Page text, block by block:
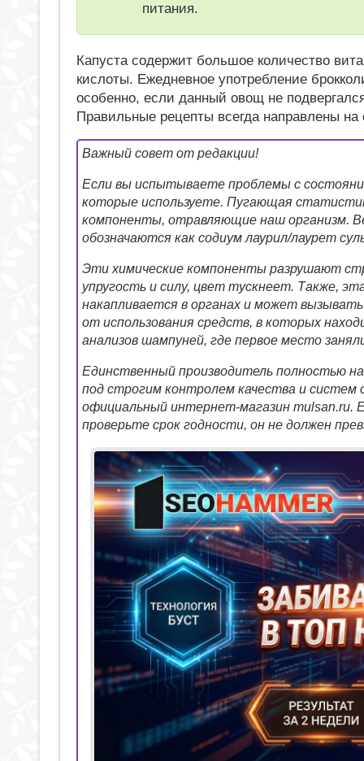
питания.
Капуста содержит большое количество
кислоты. Ежедневное употребление
особенно, если данный овощ не
Правильные рецепты всегда направлены на
Важный совет от редакции!
Если вы испытываете проблемы с
которые используете. Пугающая
компоненты, отравляющие наш организм.
обозначаются как содиум лаурил/лаурет
Эти химические компоненты разрушают
упругость и силу, цвет тускнеет. Также,
накапливается в органах и может
от использования средств, в которых
анализов шампуней, где первое место
Единственный производитель полностью
под строгим контролем качества и
официальный интернет-магазин mulsan.ru.
проверьте срок годности, он не должен